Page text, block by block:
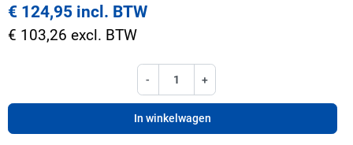
€ 124,95 incl. BTW
€ 103,26 excl. BTW
- +
In winkelwagen